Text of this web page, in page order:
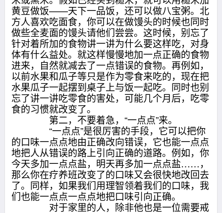
黄豆做饭——天下一品饭，还可以做八宝粥。北
方人喜欢吃面食，你可以在做馒头的时候也同时
做些全麦面的馒头请他们尝尝。这时候，别忘了
针对着所加的食物讲一讲为什么要这样吃，对身
体有什么益处。就这样慢慢地加一点正确的食物
进来，自然就减去了一点错误的食物。再例如，
以前水果和瓜子等只是作为零食来吃的，现在把
水果瓜子一起摆到桌子上与饭一起吃。同时也别
忘了讲一讲吃零食的害处，可能几个月后，吃零
食的习惯就改变了。
第二，不要着急，“一点点”来。
“一点点”是很厉害的手段，它可以把你
的口味一点点地由正确改向错误，它也能一点点
地把人从错误的路上引向正确的道路。例如，你
今天多加一点点盐，明天再多加一点点盐……，
那么你在疗养班改变了的口味又会很快地改回去
了。同样，如果我们用理智领着我们的口味，我
们也能一点点一点点地把口味引向正确。
对于家里的人，除非他也是一位需要戒